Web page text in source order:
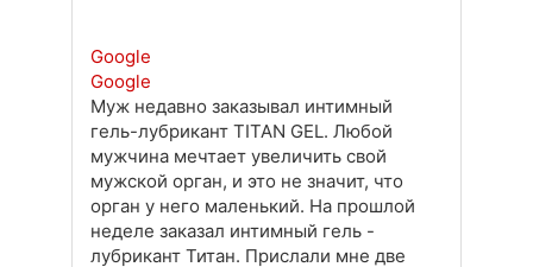
Google
Google
Муж недавно заказывал интимный
гель-лубрикант TITAN GEL. Любой
мужчина мечтает увеличить свой
мужской орган, и это не значит, что
орган у него маленький. На прошлой
неделе заказал интимный гель -
лубрикант Титан. Прислали мне две